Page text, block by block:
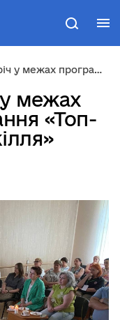
Пошук
стажування «Топ-менеджер позашкілля»
у межах
«Топ-